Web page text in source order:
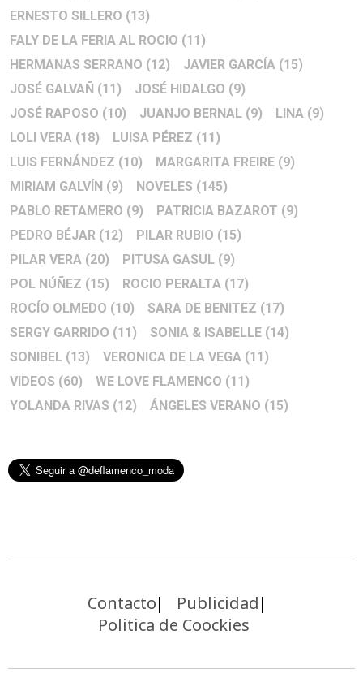
ERNESTO SILLERO (13)
FALY DE LA FERIA AL ROCIO (11)
HERMANAS SERRANO (12) JAVIER GARCÍA (15)
JOSÉ GALVAÑ (11) JOSÉ HIDALGO (9)
JOSÉ RAPOSO (10) JUANJO BERNAL (9) LINA (9)
LOLI VERA (18) LUISA PÉREZ (11)
LUIS FERNÁNDEZ (10) MARGARITA FREIRE (9)
MIRIAM GALVÍN (9) NOVELES (145)
PABLO RETAMERO (9) PATRICIA BAZAROT (9)
PEDRO BÉJAR (12) PILAR RUBIO (15)
PILAR VERA (20) PITUSA GASUL (9)
POL NÚÑEZ (15) ROCIO PERALTA (17)
ROCÍO OLMEDO (10) SARA DE BENITEZ (17)
SERGY GARRIDO (11) SONIA & ISABELLE (14)
SONIBEL (13) VERONICA DE LA VEGA (11)
VIDEOS (60) WE LOVE FLAMENCO (11)
YOLANDA RIVAS (12) ÁNGELES VERANO (15)
Contacto
Publicidad
Politica de Coockies